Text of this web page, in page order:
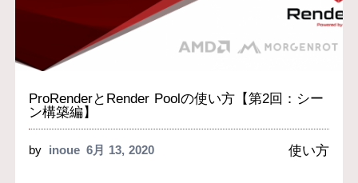
ProRenderとRender Poolの使い方【第2回：シー
ン構築編】
by inoue 6月 13, 2020 使い方